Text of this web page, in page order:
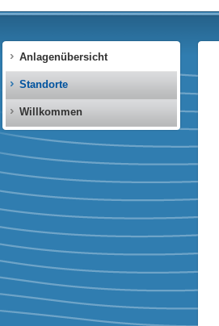
Anlagenübersicht
Standorte
Willkommen